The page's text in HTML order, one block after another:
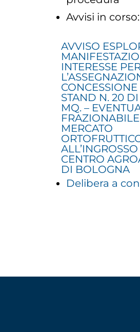
Avvisi in corso:
AVVISO
INTERESSE
STAND N. 20
MQ. –
MERCATO
CENTRO
DI BOLOGNA
Delibera a